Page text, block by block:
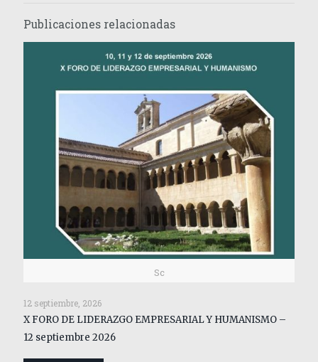
Publicaciones relacionadas
Sc
12 septiembre, 2026
X FORO DE LIDERAZGO EMPRESARIAL Y HUMANISMO –
12 septiembre 2026